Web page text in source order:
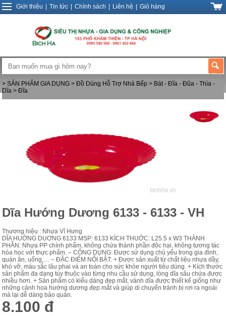
Giới thiệu Tin tức Chính sách Liên hệ Giỏ hàng
> SẢN PHẨM GIA DỤNG > Đồ Dùng Hỗ Trợ Nhà Bếp > Bát - Đĩa - Đũa - Thìa -
Dĩa > Đĩa
Dĩa Hướng Dương 6133 - 6133 - VH
Thương hiệu : Nhựa Vĩ Hưng
DĨA HUỚNG DUƠNG 6133 MSP: 6133 KÍCH THUỚC: L25.5 x W3 THÀNH
PHẦN: Nhựa PP chính phẩm, không chứa thành phần độc hại, không tương tác
hóa học với thực phẩm. – CÔNG DỤNG: Được sử dụng chủ yếu trong gia đình,
quán ăn, uống,… – ĐẶC ĐIỂM NỔI BẬT: + Được sản xuất từ chất liệu nhựa dầy,
khó vỡ, màu sắc lâu phai và an toàn cho sức khỏe người tiêu dùng. + Kích thước
sản phẩm đa dạng tùy thuộc vào từng nhu cầu sử dụng, lòng dĩa sâu chứa được
nhiều hơn. + Sản phẩm có kiểu dáng đẹp mắt, vành dĩa được thiết kế giống như
những cánh hoa hướng dương đẹp mắt và giúp di chuyển tránh bị rơi ra ngoài
mà lại dễ dàng bảo quản.
8.100 đ